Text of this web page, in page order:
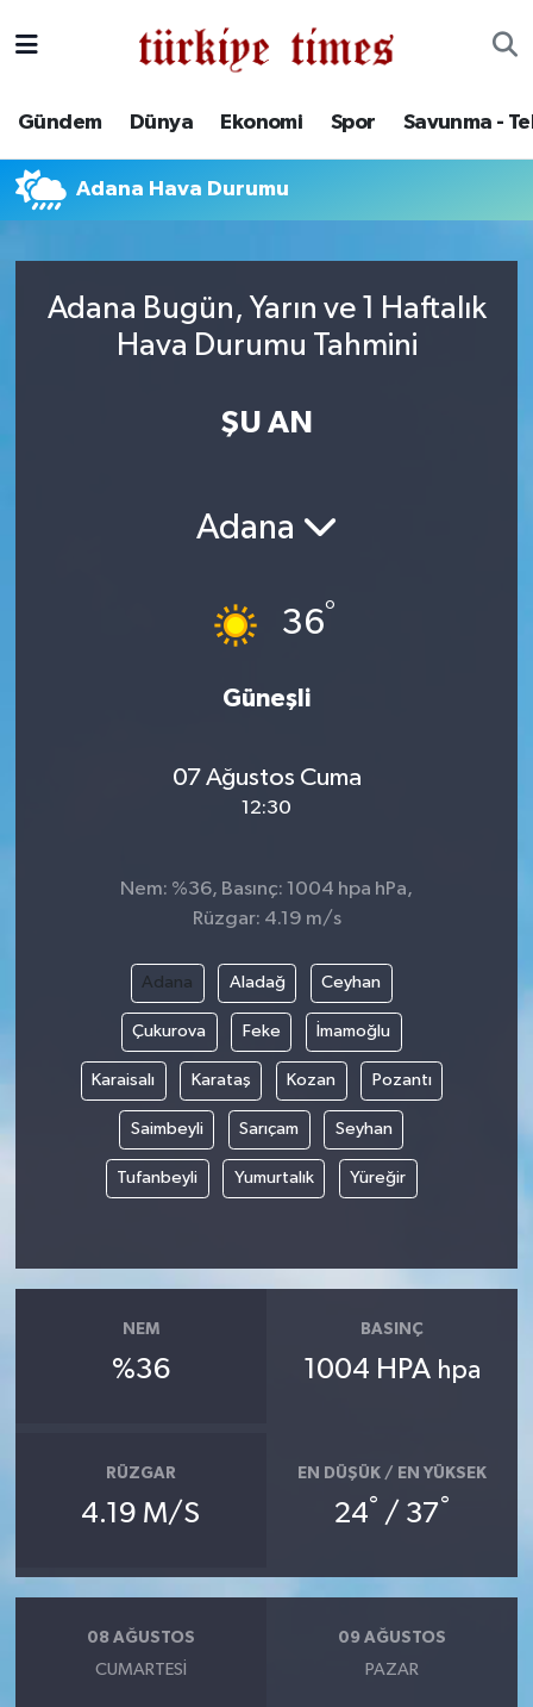
Gündem Dünya Ekonomi Spor Savunma -
Adana Hava Durumu
Adana Bugün, Yarın ve 1 Haftalık
Hava Durumu Tahmini
ŞU AN
Adana
36°
Güneşli
07 Ağustos Cuma
12:30
Nem: %36, Basınç: 1004 hpa hPa,
Rüzgar: 4.19 m/s
Adana Aladağ Ceyhan
Çukurova Feke İmamoğlu
Karaisalı Karataş Kozan Pozantı
Saimbeyli Sarıçam Seyhan
Tufanbeyli Yumurtalık Yüreğir
NEM
%36
BASINÇ
1004 HPA hpa
RÜZGAR
4.19 M/S
EN DÜŞÜK / EN YÜKSEK
24° / 37°
08 AĞUSTOS
CUMARTESI
09 AĞUSTOS
PAZAR
Savunma - Teknoloji
Son Dakika Haberleri